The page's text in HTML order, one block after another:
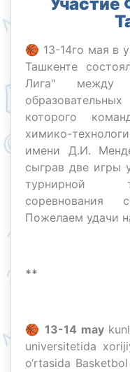
🏀 13-14го мая в
Ташкенте
Лига" между
которого
химико-
имени Д.И.
сыграв две игры
турнирной
соревнования
Пожелаем удачи
**
🏀 13-14 may
universitetida
o‘rtasida